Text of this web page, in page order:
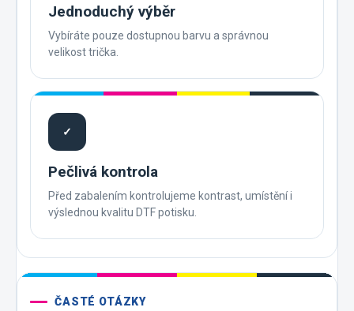
Jednoduchý výběr
Vybíráte pouze dostupnou barvu a správnou
velikost trička.
✓
Pečlivá kontrola
Před zabalením kontrolujeme kontrast, umístění i
výslednou kvalitu DTF potisku.
ČASTÉ OTÁZKY